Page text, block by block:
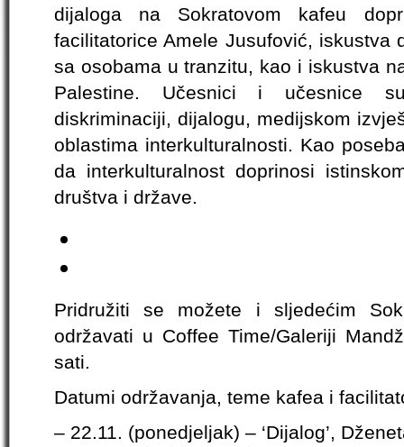
dijaloga na Sokratovom kafeu
facilitatorice Amele Jusufović, iskustva
sa osobama u tranzitu, kao i iskustva
Palestine. Učesnici i učesnice
diskriminaciji, dijalogu, medijskom
oblastima interkulturalnosti. Kao
da interkulturalnost doprinosi
društva i države.
Pridružiti se možete i sljedećim
održavati u Coffee Time/Galeriji
sati.
Datumi održavanja, teme kafea i
– 22.11. (ponedjeljak) – ‘Dijalog’,